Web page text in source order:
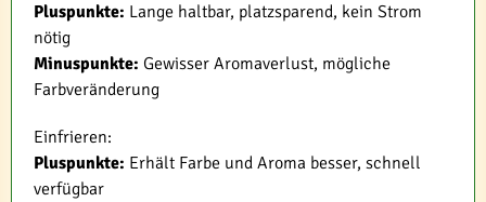
Pluspunkte: Lange haltbar, platzsparend, kein Strom
nötig
Minuspunkte: Gewisser Aromaverlust, mögliche
Farbveränderung
Einfrieren:
Pluspunkte: Erhält Farbe und Aroma besser, schnell
verfügbar